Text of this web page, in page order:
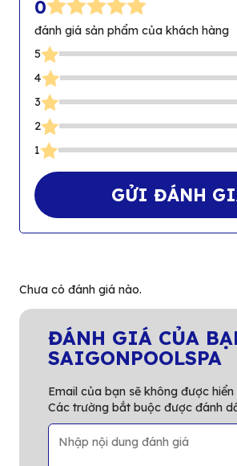
0
Đ
ư
ợ
c
x
ế
p
h
ạ
g
0
a
o
đánh giá sản phẩm của khách hàng
5S
4S
3S
2S
1S
GỬI ĐÁNH
Chưa có đánh giá nào.
ĐÁNH GIÁ CỦA
SAIGONPOOLSPA
Email của bạn sẽ không được
Các trường bắt buộc được đánh